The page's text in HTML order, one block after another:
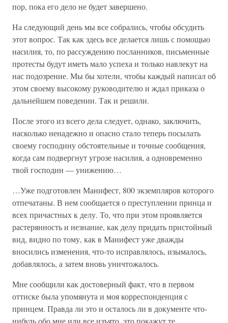
пор, пока его дело не будет завершено.
На следующий день мы все собрались, чтобы обсудить
этот вопрос. Так как здесь все делается лишь с помощью
насилия, то, по рассуждению посланников, письменные
протесты будут иметь мало успеха и только навлекут на
нас подозрение. Мы бы хотели, чтобы каждый написал об
этом своему высокому руководителю и ждал приказа о
дальнейшем поведении. Так и решили.
После этого из всего дела следует, однако, заключить,
насколько ненадежно и опасно стало теперь посылать
своему господину обстоятельные и точные сообщения,
когда сам подвергнут угрозе насилия, а одновременно
твой господин — унижению…
…Уже подготовлен Манифест, 800 экземпляров которого
отпечатаны. В нем сообщается о преступлении принца и
всех причастных к делу. То, что при этом проявляется
растерянность и незнание, как делу придать пристойный
вид, видно по тому, как в Манифест уже дважды
вносились изменения, что-то исправлялось, изымалось,
добавлялось, а затем вновь уничтожалось.
Мне сообщили как достоверный факт, что в первом
оттиске была упомянута и моя корреспонденция с
принцем. Правда ли это и осталось ли в документе что-
нибудь обо мне или все изъято, это покажут те